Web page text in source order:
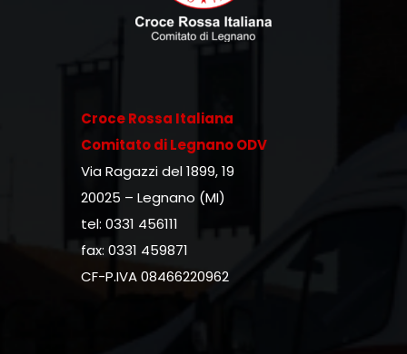
Croce Rossa Italiana
Comitato di Legnano ODV
Via Ragazzi del 1899, 19
20025 – Legnano (MI)
tel: 0331 456111
fax: 0331 459871
CF-P.IVA 08466220962